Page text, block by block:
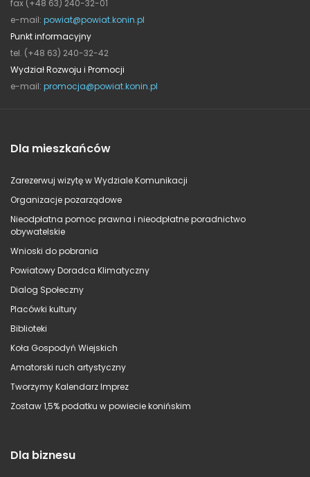
fax (+48 63) 240-32-01
e-mail: powiat@powiat.konin.pl
Punkt informacyjny
tel. (+48 63) 240-32-42
Wydział Rozwoju i Promocji
e-mail: promocja@powiat.konin.pl
Dla mieszkańców
Zarezerwuj wizytę w Wydziale Komunikacji
Organizacje pozarządowe
Nieodpłatna pomoc prawna i nieodpłatne poradnictwo
obywatelskie
Wnioski do pobrania
Powiatowy Doradca Klimatyczny
Dialog Społeczny
Placówki kultury
Biblioteki
Koła Gospodyń Wiejskich
Amatorski ruch artystyczny
Tworzymy Kalendarz Imprez
Zostaw 1,5% podatku w powiecie konińskim
Dla biznesu